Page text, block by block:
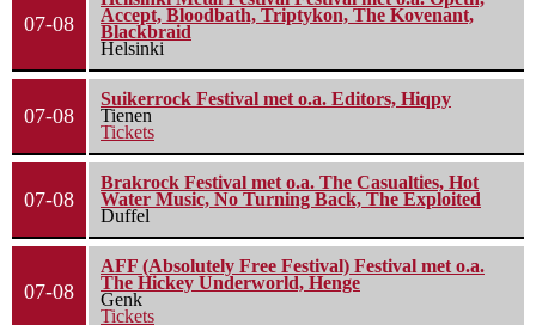
07-08
Accept, Bloodbath, Triptykon, The Kovenant,
Blackbraid
Helsinki
07-08
Suikerrock Festival met o.a. Editors, Hiqpy
Tienen
Tickets
07-08
Brakrock Festival met o.a. The Casualties, Hot
Water Music, No Turning Back, The Exploited
Duffel
07-08
AFF (Absolutely Free Festival) Festival met o.a.
The Hickey Underworld, Henge
Genk
Tickets